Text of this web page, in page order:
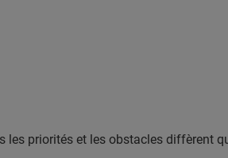
les priorités et les obstacles diffèrent